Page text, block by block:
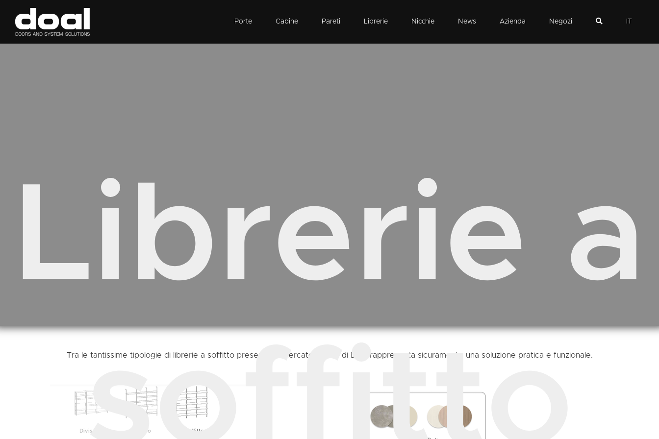
Porte Cabine Pareti Librerie Nicchie News Azienda Negozi
Librerie a
soffitto
Tra le tantissime tipologie di librerie a soffitto presenti sul mercato, quella di Doal rappresenta sicuramente una soluzione pratica e funzionale.
Divisorie A Muro A Soffitto